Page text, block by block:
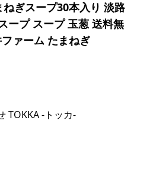
ねぎスープ30本入り 淡路
ープ スープ 玉葱 送料無
ァーム たまねぎ
TOKKA -トッカ-